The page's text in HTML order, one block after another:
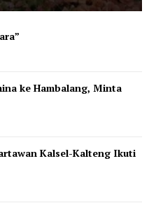
ke Hambalang, Minta
Kalsel-Kalteng Ikuti